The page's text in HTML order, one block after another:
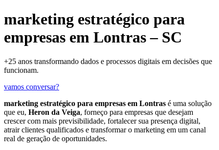
marketing estratégico para
empresas em Lontras – SC
+25 anos transformando dados e processos digitais em decisões que
funcionam.
vamos conversar?
marketing estratégico para empresas em Lontras é uma solução
que eu, Heron da Veiga, forneço para empresas que desejam
crescer com mais previsibilidade, fortalecer sua presença digital,
atrair clientes qualificados e transformar o marketing em um canal
real de geração de oportunidades.